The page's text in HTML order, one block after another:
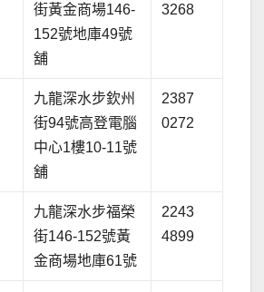
街黃金商場146-
152號地庫49號
舖
3268
九龍深水步欽州
街94號高登電腦
中心1樓10-11號
舖
2387
0272
九龍深水步福榮
街146-152號黃
金商場地庫61號
2243
4899